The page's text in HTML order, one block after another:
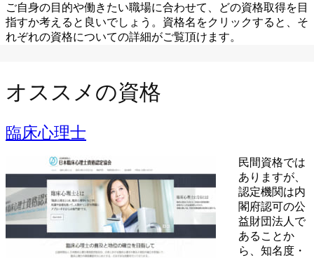
ご自身の目的や働きたい職場に合わせて、どの資格取得を目
指すか考えると良いでしょう。資格名をクリックすると、そ
れぞれの資格についての詳細がご覧頂けます。
オススメの資格
臨床心理士
民間資格では
ありますが、
認定機関は内
閣府認可の公
益財団法人で
あることか
ら、知名度・